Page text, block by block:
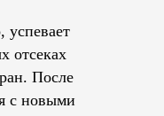
успевает
отсеках
После
с новыми